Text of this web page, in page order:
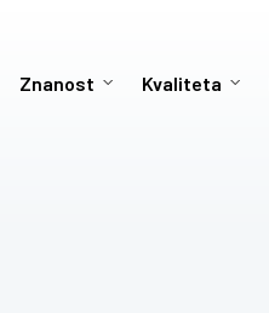
Znanost Kvaliteta